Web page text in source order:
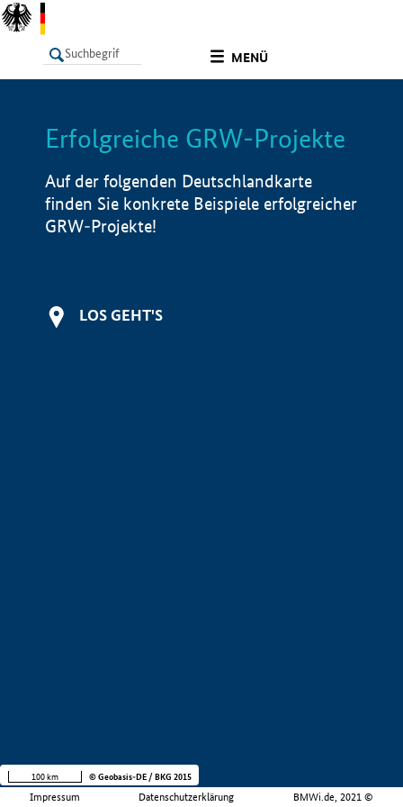
MENÜ
LISTE Info
Erfolgreiche GRW-Projekte
Auf der folgenden Deutschlandkarte
finden Sie konkrete Beispiele erfolgreicher
GRW-Projekte!
LOS GEHT'S
Impressum Datenschutzerklärung BMWi.de, 2021 ©
100 km © Geobasis-DE / BKG 2015